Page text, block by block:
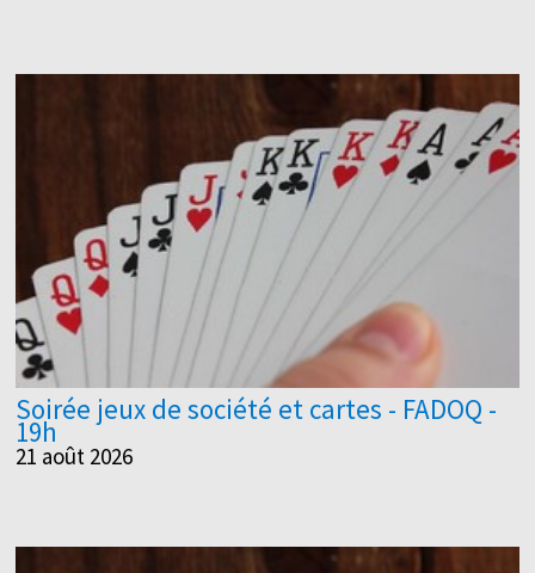
Soirée jeux de société et cartes - FADOQ -
19h
21 août 2026